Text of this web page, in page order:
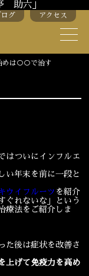
助六」
ログ アクセス
めは○○で治す
はついにインフルエ
い年末を前に一段と
ウイフルーツ を紹介
ぐれないな」という
療法をご紹介しま
た後は症状を改善さ
上げて免疫力を高め